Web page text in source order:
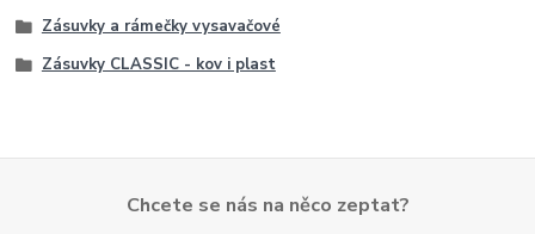
Zásuvky a rámečky vysavačové
Zásuvky CLASSIC - kov i plast
Chcete se nás na něco zeptat?